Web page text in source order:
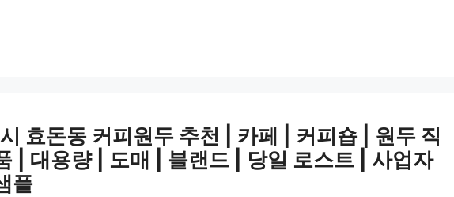
효돈동 커피원두 추천 | 카페 | 커피숍 | 원두 직
| 대용량 | 도매 | 블랜드 | 당일 로스트 | 사업자
플